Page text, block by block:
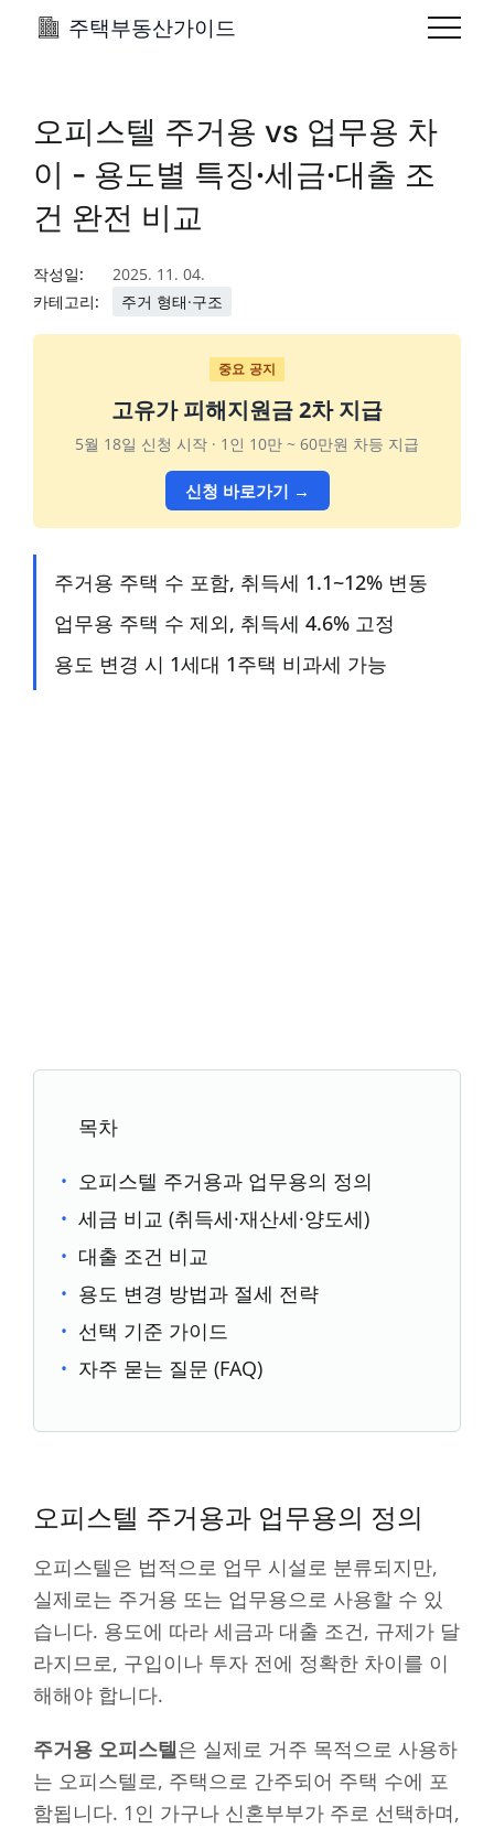
주택부동산가이드
오피스텔 주거용 vs 업무용 차
이 - 용도별 특징·세금·대출 조
건 완전 비교
작성일:
2025. 11. 04.
카테고리:
주거 형태·구조
중요 공지
고유가 피해지원금 2차 지급
5월 18일 신청 시작 · 1인 10만 ~ 60만원 차등 지급
신청 바로가기 →
주거용 주택 수 포함, 취득세 1.1~12% 변동
업무용 주택 수 제외, 취득세 4.6% 고정
용도 변경 시 1세대 1주택 비과세 가능
목차
오피스텔 주거용과 업무용의 정의
세금 비교 (취득세·재산세·양도세)
대출 조건 비교
용도 변경 방법과 절세 전략
선택 기준 가이드
자주 묻는 질문 (FAQ)
오피스텔 주거용과 업무용의 정의
오피스텔은 법적으로 업무 시설로 분류되지만,
실제로는 주거용 또는 업무용으로 사용할 수 있
습니다. 용도에 따라 세금과 대출 조건, 규제가 달
라지므로, 구입이나 투자 전에 정확한 차이를 이
해해야 합니다.
주거용 오피스텔은 실제로 거주 목적으로 사용하
는 오피스텔로, 주택으로 간주되어 주택 수에 포
함됩니다. 1인 가구나 신혼부부가 주로 선택하며,